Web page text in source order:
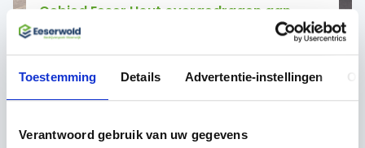
Toestemming Details Advertentie-instellingen
Verantwoord gebruik van uw gegevens
Gebied Eeser Hout overgedragen aan
gemeente